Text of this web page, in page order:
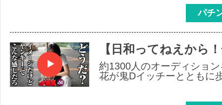
パチ
【日和ってねえから
約1300人のオーディショ
花が鬼Dイッチーとともに